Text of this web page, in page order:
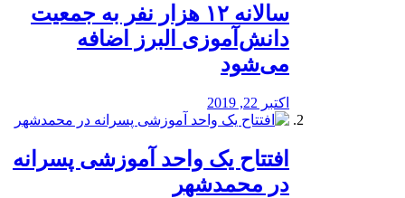
️سالانه ۱۲ هزار نفر به جمعیت
دانش‌آموزی البرز اضافه
می‌شود
اکتبر 22, 2019
افتتاح یک واحد آموزشی پسرانه
در محمدشهر